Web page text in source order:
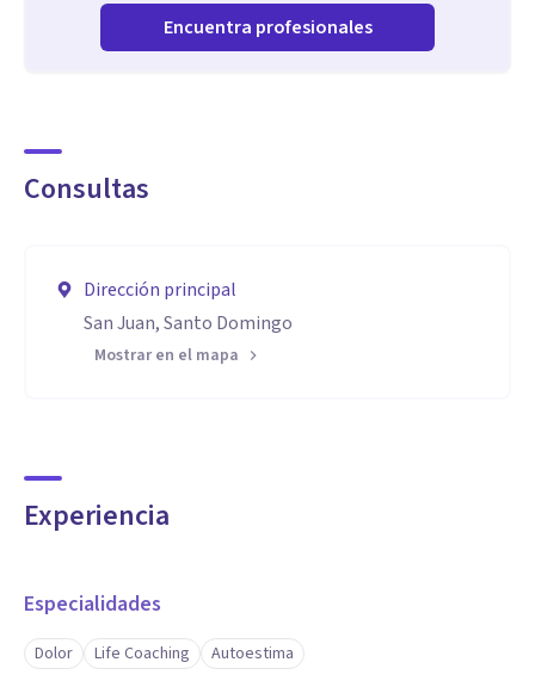
Encuentra profesionales
Consultas
Dirección principal
San Juan, Santo Domingo
Mostrar en el mapa
Experiencia
Especialidades
Dolor Life Coaching Autoestima